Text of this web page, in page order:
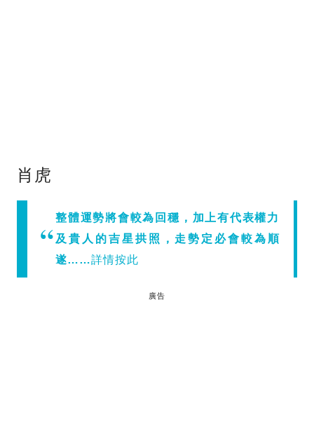
肖虎
整體運勢將會較為回穩，加上有代表權力
及貴人的吉星拱照，走勢定必會較為順
遂……詳情按此
廣告